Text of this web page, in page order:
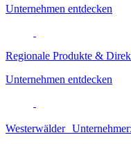
Unternehmen entdecken
Regionale Produkte &
Unternehmen entdecken
Westerwälder